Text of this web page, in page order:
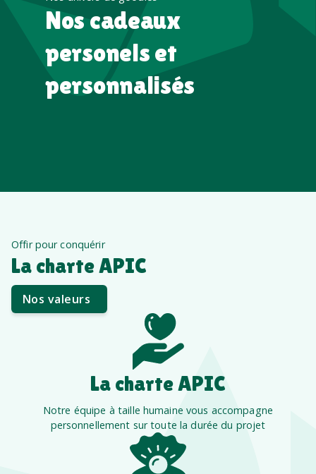
Nos cadeaux
personels et
personnalisés
Offir pour conquérir
La charte APIC
Nos valeurs
La charte APIC
Notre équipe à taille humaine vous accompagne
personnellement sur toute la durée du projet